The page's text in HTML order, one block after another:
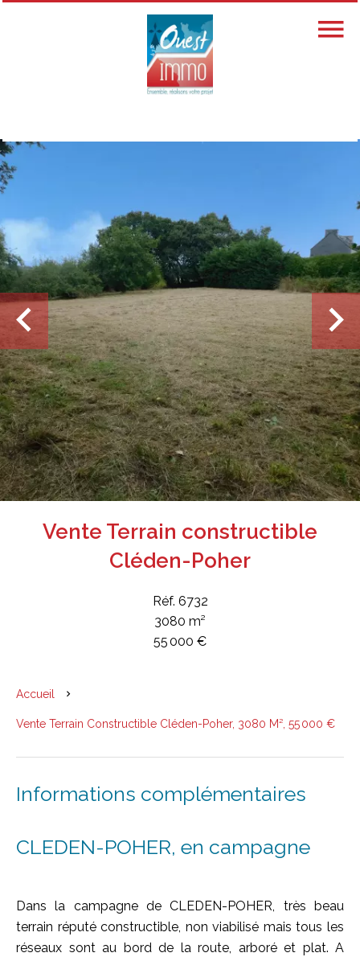
Vente Terrain constructible
Cléden-Poher
Réf. 6732
3080 m²
55 000 €
Accueil
Vente Terrain Constructible Cléden-Poher, 3080 M², 55 000 €
Informations complémentaires
CLEDEN-POHER, en campagne
Dans la campagne de CLEDEN-POHER, très beau
terrain réputé constructible, non viabilisé mais tous les
réseaux sont au bord de la route, arboré et plat. A